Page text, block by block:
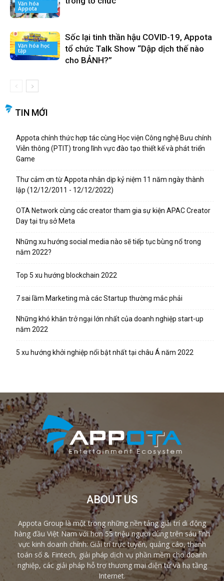
Văn hóa
Appota
Văn hóa học
tập
Sốc lại tinh thần hậu COVID-19, Appota
tổ chức Talk Show “Dập dịch thế nào
cho BẢNH?”
TIN MỚI
Appota chính thức hợp tác cùng Học viện Công nghệ Bưu chính
Viễn thông (PTIT) trong lĩnh vực đào tạo thiết kế và phát triển
Game
Thư cảm ơn từ Appota nhân dịp kỷ niệm 11 năm ngày thành
lập (12/12/2011 - 12/12/2022)
OTA Network cùng các creator tham gia sự kiện APAC Creator
Day tại trụ sở Meta
Những xu hướng social media nào sẽ tiếp tục bùng nổ trong
năm 2022?
Top 5 xu hướng blockchain 2022
7 sai lầm Marketing mà các Startup thường mắc phải
Những khó khăn trở ngại lớn nhất của doanh nghiệp start-up
năm 2022
5 xu hướng khởi nghiệp nổi bật nhất tại châu Á năm 2022
ABOUT US
Appota Group là một trong những nền tảng giải trí di động
hàng đầu Việt Nam với hơn 55 triệu người dùng trên sáu lĩnh
vực kinh doanh chính: Giải trí trực tuyến, quảng cáo, thanh
toán số & Fintech, giải pháp dịch vụ phần mềm cho doanh
nghiệp, các giải pháp hỗ trợ thương mại điện tử và hạ tầng
Internet.